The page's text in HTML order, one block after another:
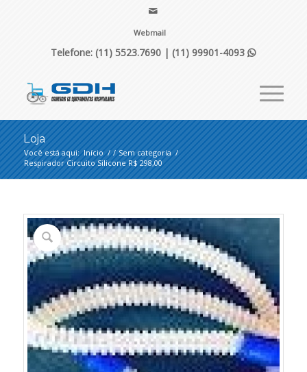
Webmail
Telefone: (11) 5523.7690 |(11) 99901-4093
Loja
Você está aqui: Início / / Sem categoria /
Respirador Circuito Silicone R$ 298,00